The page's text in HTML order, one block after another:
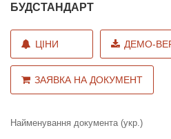
БУДСТАНДАРТ
ЦІНИ ДЕМО-
ЗАЯВКА НА ДОКУМЕНТ
Найменування документа (укр.)